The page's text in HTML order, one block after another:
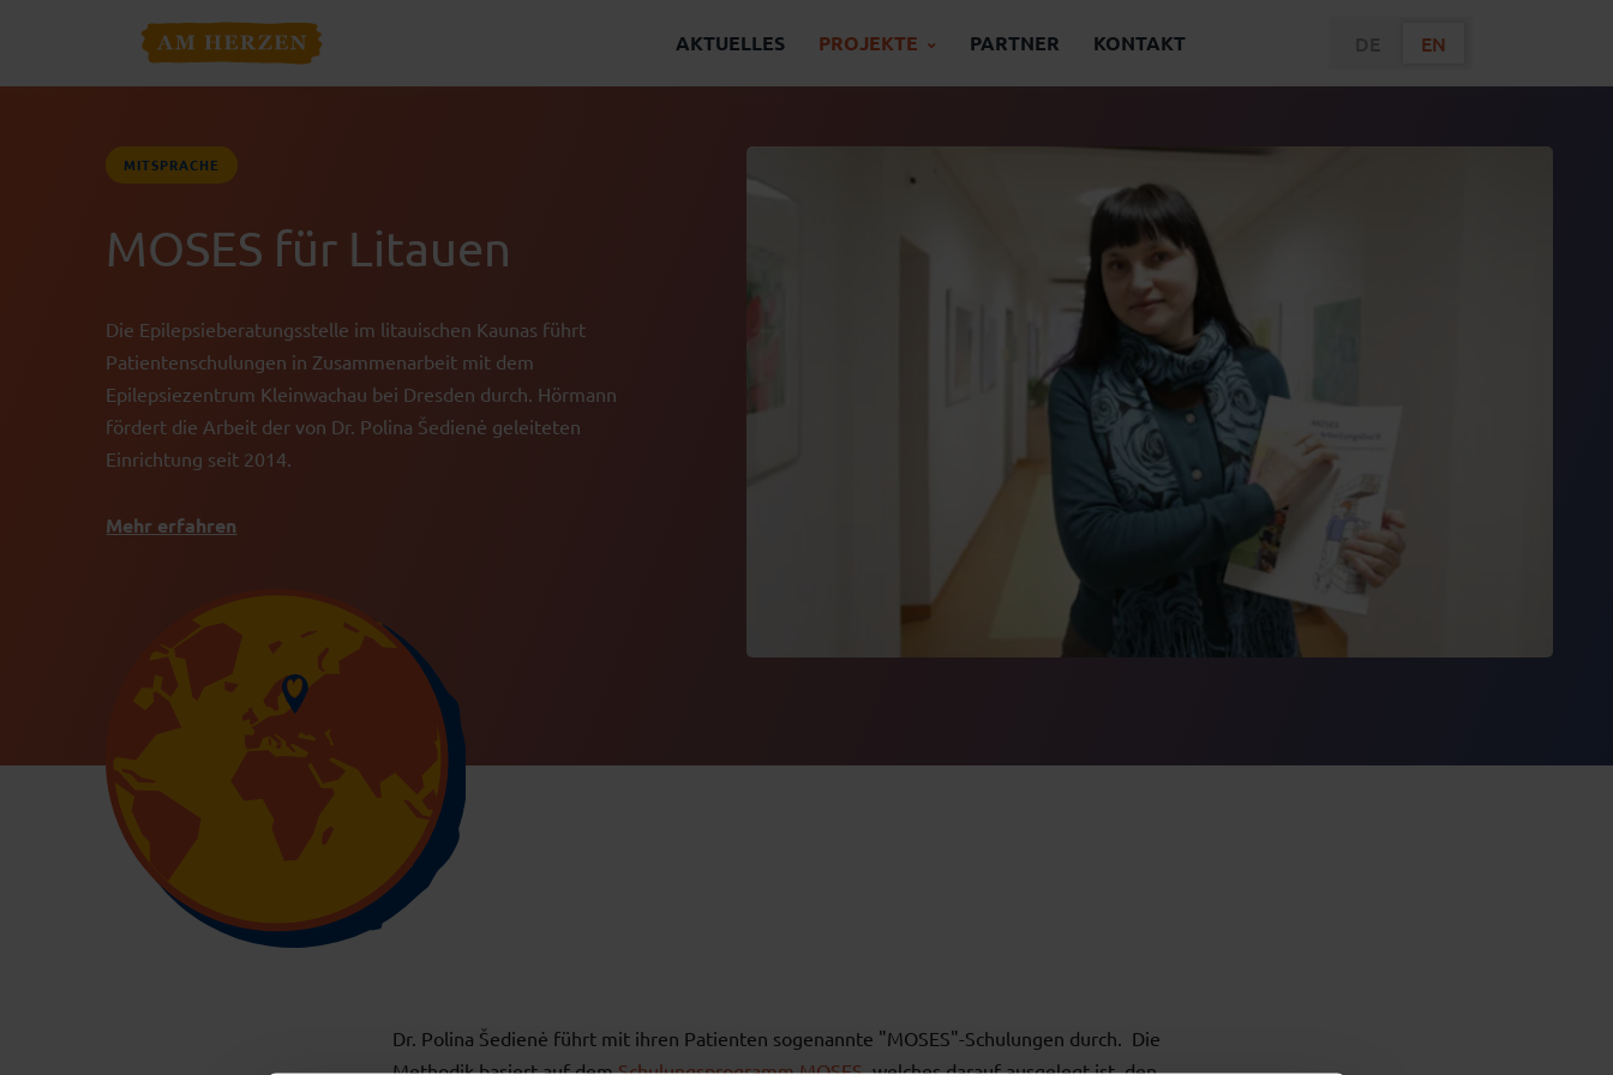
AKTUELLES PROJEKTE PARTNER KONTAKT EN
MITSPRACHE
MOSES für Litauen
Die Epilepsieberatungsstelle im litauischen Kaunas führt
Patientenschulungen in Zusammenarbeit mit dem
Epilepsiezentrum Kleinwachau bei Dresden durch. Hörmann
fördert die Arbeit der von Dr. Polina Šedienė geleiteten
Einrichtung seit 2014.
Mehr erfahren
Dr. Polina Šedienė führt mit ihren Patienten sogenannte "MOSES"-Schulungen durch. Die
Methodik basiert auf demSchulungsprogramm MOSES, welches darauf ausgelegt ist, den